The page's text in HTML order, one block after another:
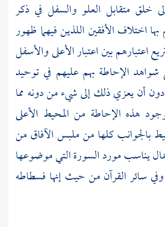
خلق متقابل العلو والسفل في ذكر
اختلاف الأفقين اللذين فيهما ظهور
اعتبارهم بين اعتبار الأعلى والأسفل
شواهد الإحاطة بهم عليهم في توحيد
أن يعزي ذلك إلى شيء من دونه مما
هذه الإحاطة من المحيط الأعلى
بالجوانب كلها من ملبس الآفاق من
يناسب مورد السورة التي موضوعها
سائر القرآن من حيث إنها فسطاطه